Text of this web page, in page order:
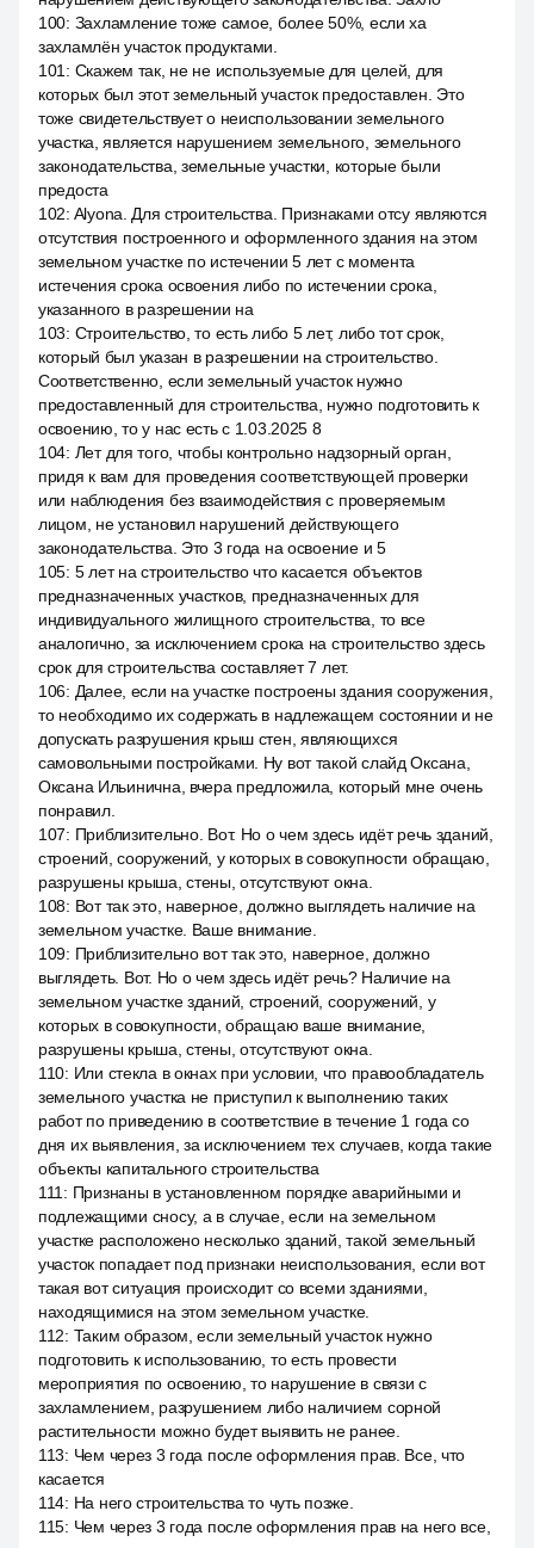
100: Захламление тоже самое, более 50%, если ха
захламлён участок продуктами.
101 : Скажем так, не не используемые для целей, для
которых был этот земельный участок предоставлен. Это
тоже свидетельствует о неиспользовании земельного
участка, является нарушением земельного, земельного
законодательства, земельные участки, которые были
предоста
102: Alyona. Для строительства. Признаками отсу являются
отсутствия построенного и оформленного здания на этом
земельном участке по истечении 5 лет с момента
истечения срока освоения либо по истечении срока,
указанного в разрешении на
103: Строительство, то есть либо 5 лет, либо тот срок,
который был указан в разрешении на строительство.
Соответственно, если земельный участок нужно
предоставленный для строительства, нужно подготовить к
освоению, то у нас есть с 1.03.2025 8
104: Лет для того, чтобы контрольно надзорный орган,
придя к вам для проведения соответствующей проверки
или наблюдения без взаимодействия с проверяемым
лицом, не установил нарушений действующего
законодательства. Это 3 года на освоение и 5
105: 5 лет на строительство что касается объектов
предназначенных участков, предназначенных для
индивидуального жилищного строительства, то все
аналогично, за исключением срока на строительство здесь
срок для строительства составляет 7 лет.
106: Далее, если на участке построены здания сооружения,
то необходимо их содержать в надлежащем состоянии и не
допускать разрушения крыш стен, являющихся
самовольными постройками. Ну вот такой слайд Оксана,
Оксана Ильинична, вчера предложила, который мне очень
понравил.
107: Приблизительно. Вот. Но о чем здесь идёт речь зданий,
строений, сооружений, у которых в совокупности обращаю,
разрушены крыша, стены, отсутствуют окна.
108: Вот так это, наверное, должно выглядеть наличие на
земельном участке. Ваше внимание.
109: Приблизительно вот так это, наверное, должно
выглядеть. Вот. Но о чем здесь идёт речь? Наличие на
земельном участке зданий, строений, сооружений, у
которых в совокупности, обращаю ваше внимание,
разрушены крыша, стены, отсутствуют окна.
110: Или стекла в окнах при условии, что правообладатель
земельного участка не приступил к выполнению таких
работ по приведению в соответствие в течение 1 года со
дня их выявления, за исключением тех случаев, когда такие
объекты капитального строительства
111 : Признаны в установленном порядке аварийными и
подлежащими сносу, а в случае, если на земельном
участке расположено несколько зданий, такой земельный
участок попадает под признаки неиспользования, если вот
такая вот ситуация происходит со всеми зданиями,
находящимися на этом земельном участке.
112: Таким образом, если земельный участок нужно
подготовить к использованию, то есть провести
мероприятия по освоению, то нарушение в связи с
захламлением, разрушением либо наличием сорной
растительности можно будет выявить не ранее.
113: Чем через 3 года после оформления прав. Все, что
касается
114: На него строительства то чуть позже.
115: Чем через 3 года после оформления прав на него все,